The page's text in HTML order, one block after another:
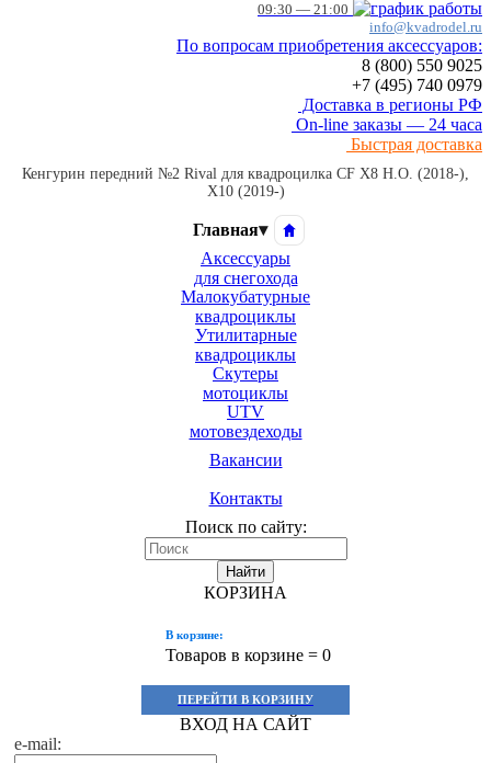
09:30 — 21:00
info@kvadrodel.ru
По вопросам приобретения аксессуаров:
8 (800) 550 9025
+7 (495) 740 0979
Доставка в регионы РФ
On-line заказы — 24 часа
Быстрая доставка
Кенгурин передний №2 Rival для квадроцилка CF Х8 Н.О. (2018-),
X10 (2019-)
Главная▾
Аксессуары
для снегохода
Малокубатурные
квадроциклы
Утилитарные
квадроциклы
Скутеры
мотоциклы
UTV
мотовездеходы
Вакансии
Контакты
Поиск по сайту:
Найти
КОРЗИНА
В корзине:
Товаров в корзине = 0
ПЕРЕЙТИ В КОРЗИНУ
ВХОД НА САЙТ
e-mail: